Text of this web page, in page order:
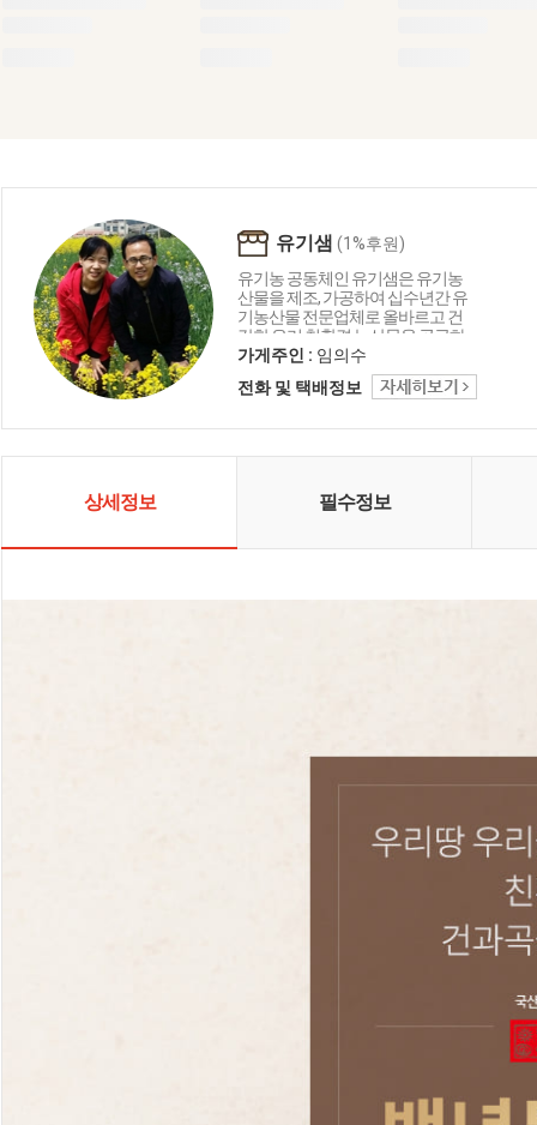
유기샘 (1%후원)
유기농 공동체인 유기샘은 유기농
산물을 제조, 가공하여 십수년간 유
기농산물 전문업체로 올바르고 건
강한 우리 친환경 농산물을 공급하
는 생명 중심의 농업공동체입니다.
유기샘이 드리는 세 가지 약속 1.올
곧은 친환경 명인이 지은 농산물로
주는 제품을 만들겠습니다. 3. 철저
가게주인 : 임의수
전화 및 택배정보
상세정보 필수정보